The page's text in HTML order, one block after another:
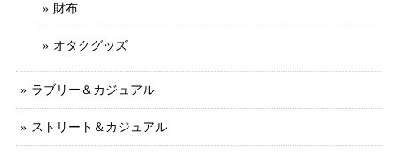
財布
オタクグッズ
ラブリー＆カジュアル
ストリート＆カジュアル